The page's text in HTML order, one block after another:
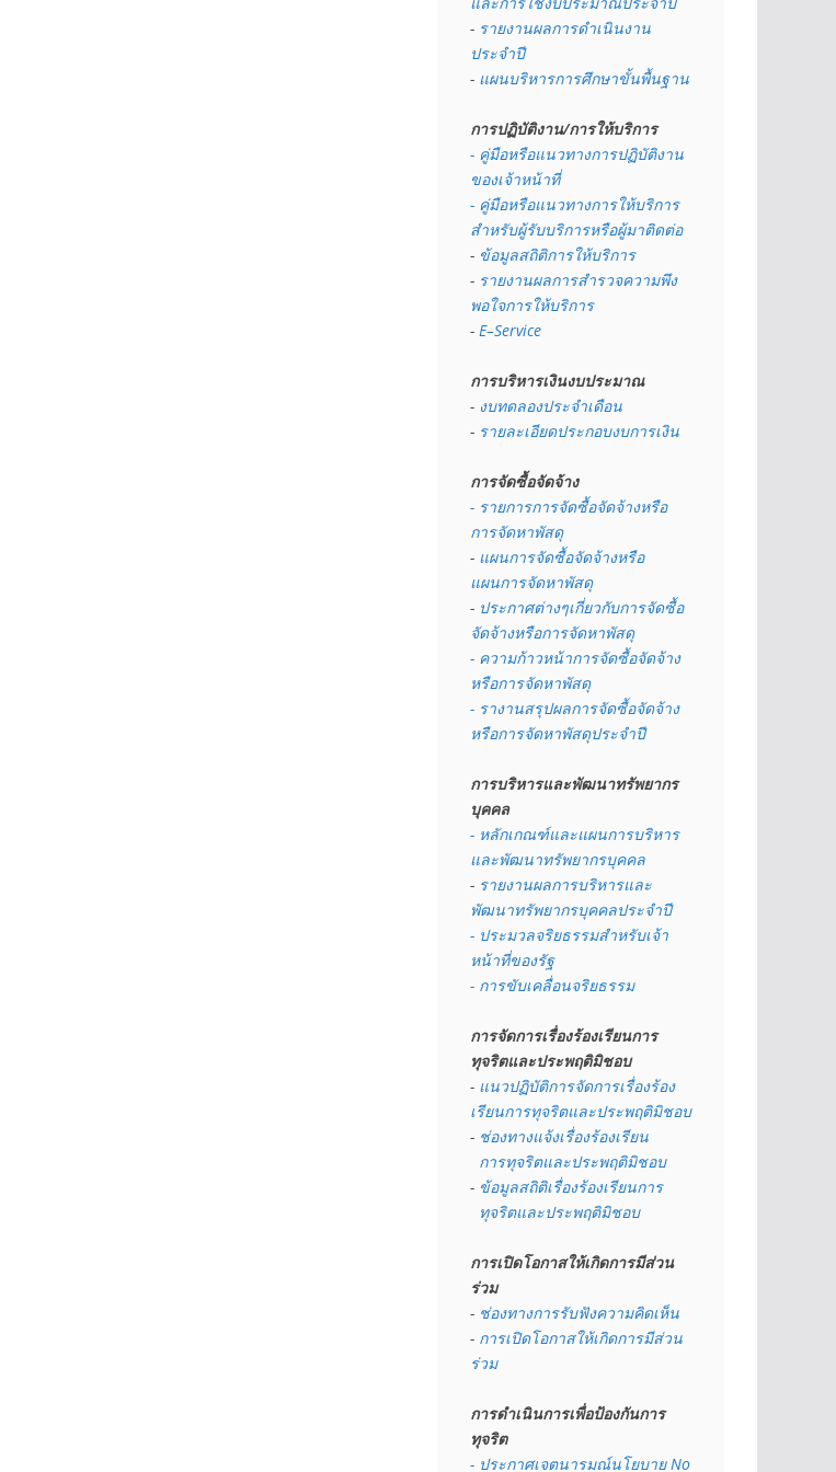
- รายงานผลการดำเนินงาน
ประจำปี
- แผนบริหารการศึกษาขั้นพื้นฐาน
การปฏิบัติงาน/การให้บริการ
- คู่มือหรือแนวทางการปฏิบัติงาน
ของเจ้าหน้าที่
- คู่มือหรือแนวทางการให้บริการ
สำหรับผู้รับบริการหรือผู้มาติดต่อ
- ข้อมูลสถิติการให้บริการ
- รายงานผลการสำรวจความพึง
พอใจการให้บริการ
- E–Service
การบริหารเงินงบประมาณ
- งบทดลองประจำเดือน
- รายละเอียดประกอบงบการเงิน
การจัดซื้อจัดจ้าง
- รายการการจัดซื้อจัดจ้างหรือ
การจัดหาพัสดุ
- แผนการจัดซื้อจัดจ้างหรือ
แผนการจัดหาพัสดุ
- ประกาศต่างๆเกี่ยวกับการจัดซื้อ
จัดจ้างหรือการจัดหาพัสดุ
- ความก้าวหน้าการจัดซื้อจัดจ้าง
หรือการจัดหาพัสดุ
- รางานสรุปผลการจัดซื้อจัดจ้าง
หรือการจัดหาพัสดุประจำปี
การบริหารและพัฒนาทรัพยากร
บุคคล
- หลักเกณฑ์และแผนการบริหาร
และพัฒนาทรัพยากรบุคคล
- รายงานผลการบริหารและ
พัฒนาทรัพยากรบุคคลประจำปี
- ประมวลจริยธรรมสำหรับเจ้า
หน้าที่ของรัฐ
- การขับเคลื่อนจริยธรรม
การจัดการเรื่องร้องเรียนการ
ทุจริตและประพฤติมิชอบ
- แนวปฏิบัติการจัดการเรื่องร้อง
เรียนการทุจริตและประพฤติมิชอบ
- ช่องทางแจ้งเรื่องร้องเรียน
  การทุจริตและประพฤติมิชอบ
- ข้อมูลสถิติเรื่องร้องเรียนการ
  ทุจริตและประพฤติมิชอบ
การเปิดโอกาสให้เกิดการมีส่วน
ร่วม
- ช่องทางการรับฟังความคิดเห็น
- การเปิดโอกาสให้เกิดการมีส่วน
ร่วม
การดำเนินการเพื่อป้องกันการ
ทุจริต
- ประกาศเจตนารมณ์นโยบาย No